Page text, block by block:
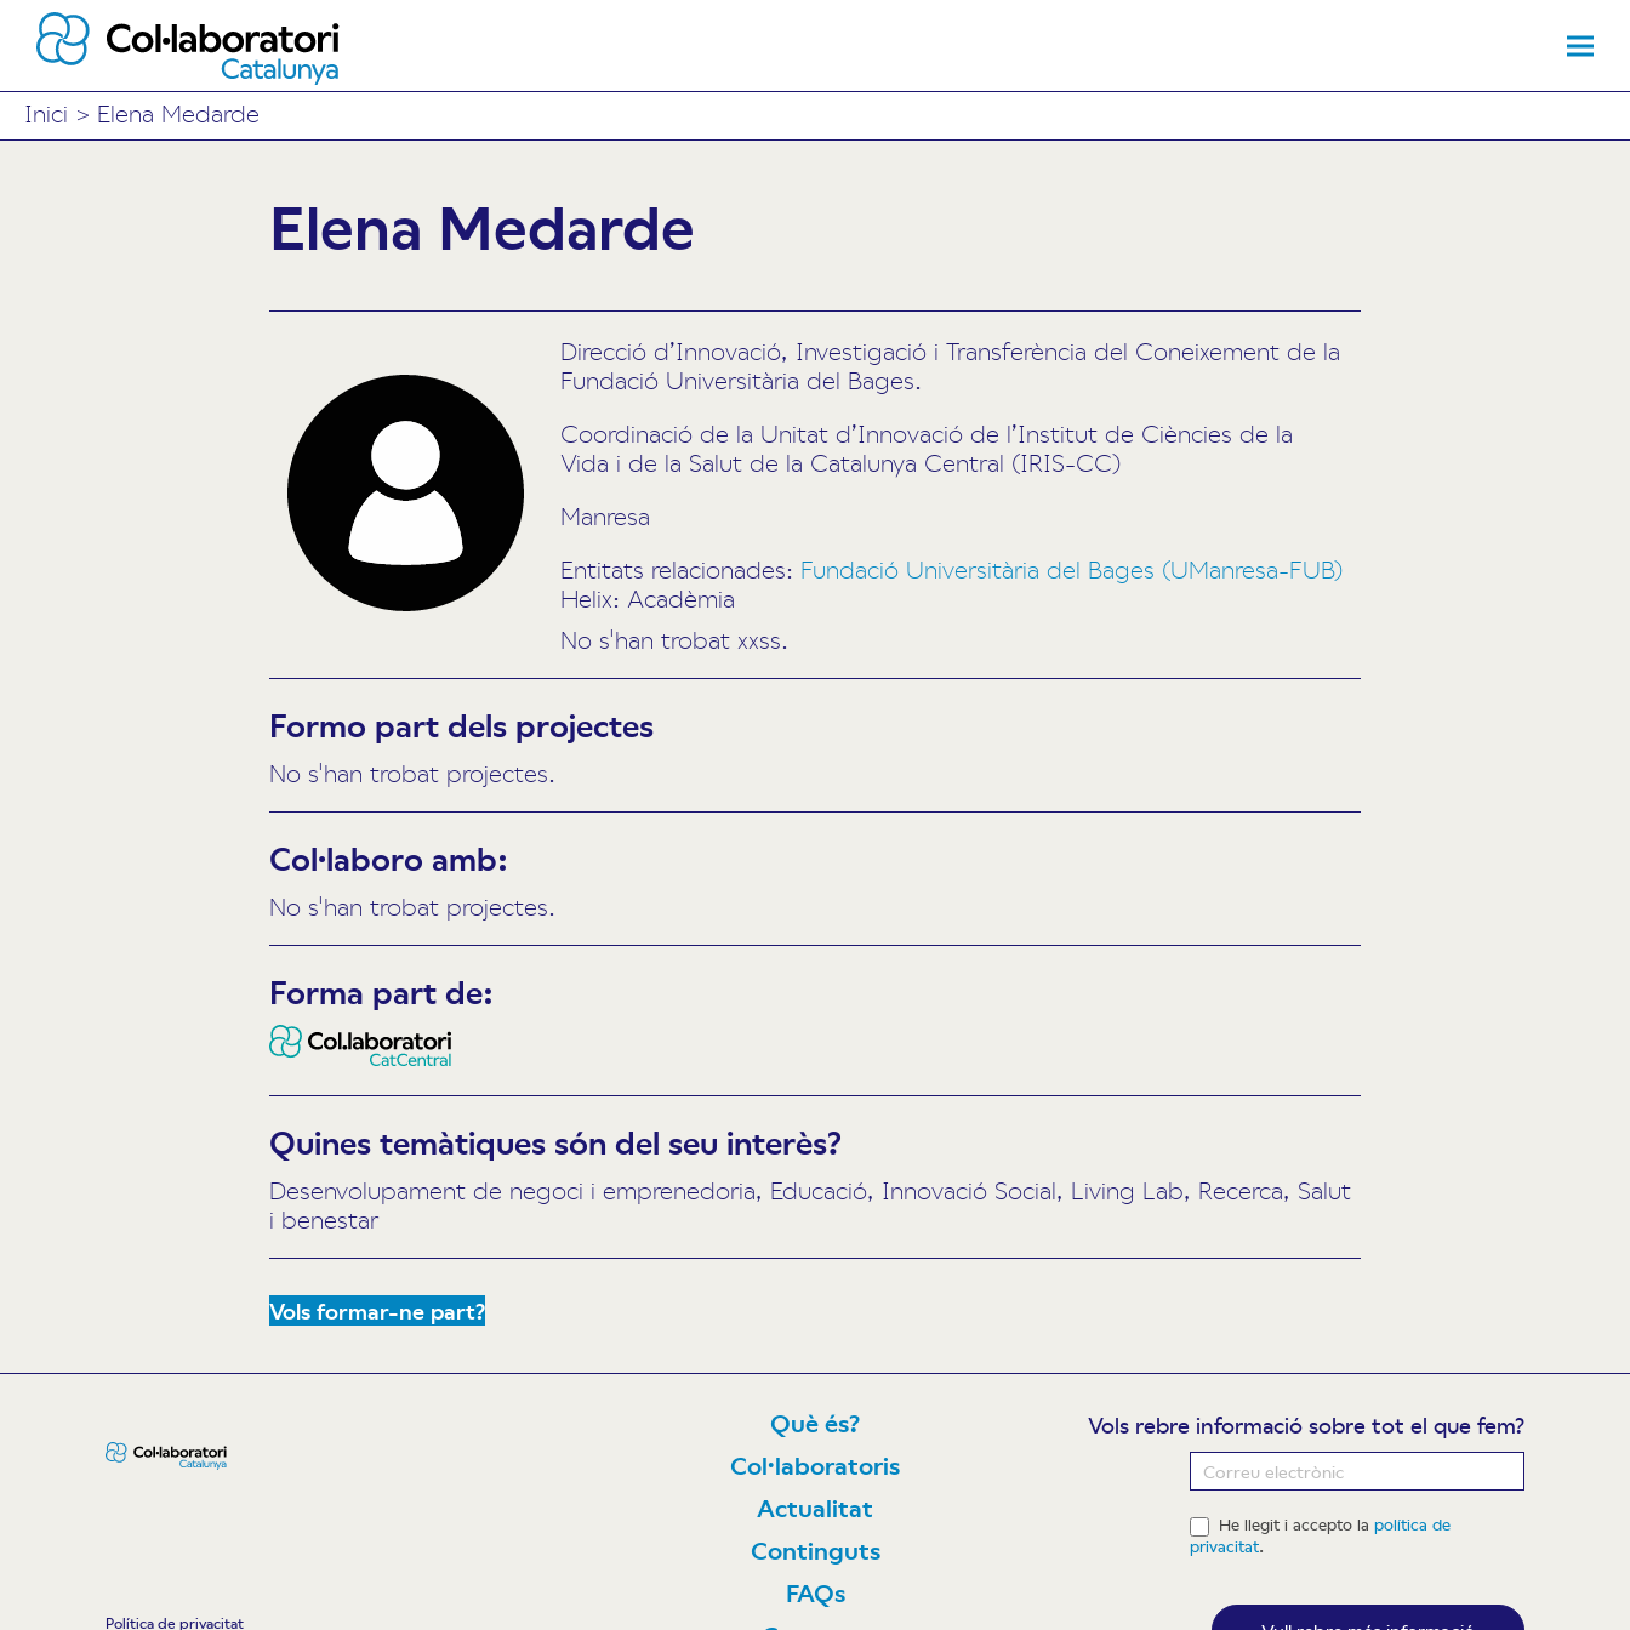
Inici > Elena Medarde
Elena Medarde
Direcció d’Innovació, Investigació i Transferència del Coneixement de la
Fundació Universitària del Bages.
Coordinació de la Unitat d’Innovació de l’Institut de Ciències de la
Vida i de la Salut de la Catalunya Central (IRIS-CC)
Manresa
Entitats relacionades: Fundació Universitària del Bages (UManresa-FUB)
Helix: Acadèmia
No s'han trobat xxss.
Formo part dels projectes
No s'han trobat projectes.
Col·laboro amb:
No s'han trobat projectes.
Forma part de:
Quines temàtiques són del seu interès?
Desenvolupament de negoci i emprenedoria, Educació, Innovació Social, Living Lab, Recerca, Salut
i benestar
Vols formar-ne part?
Política de privacitat
Què és?
Col·laboratoris
Actualitat
Continguts
FAQs
Vols rebre informació sobre tot el que fem?
Newsletter
He llegit i accepto lapolítica de
privacitat.